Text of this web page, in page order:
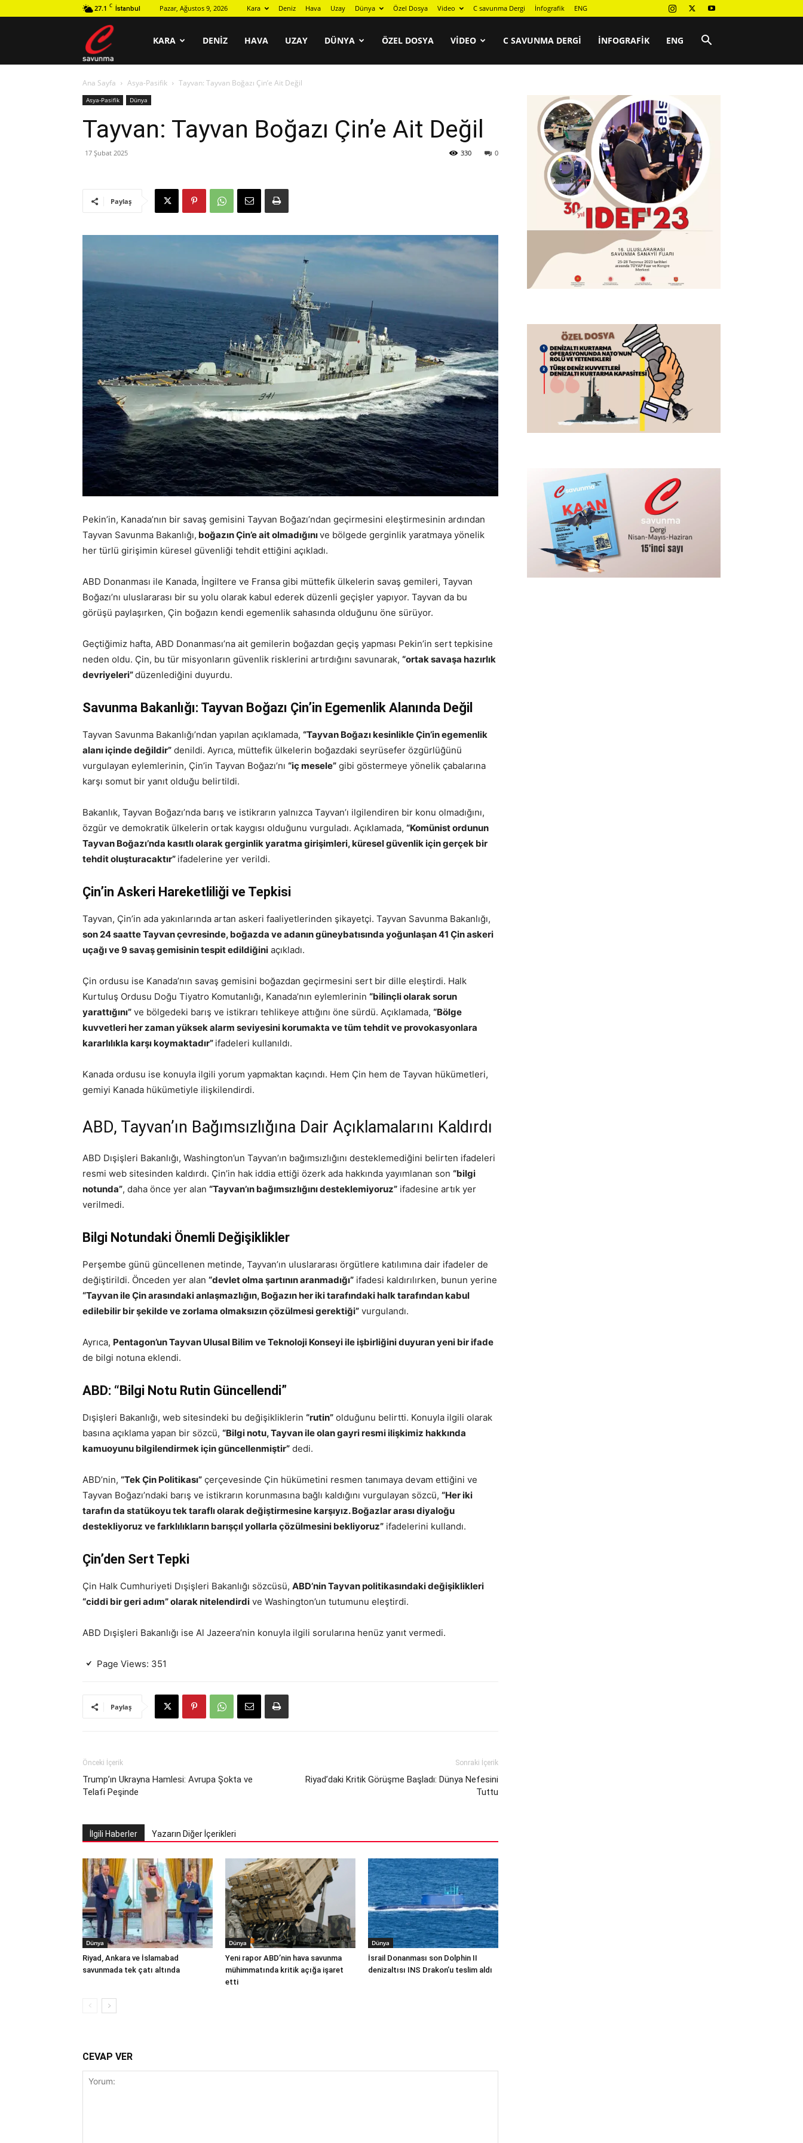
27.1 C İstanbul Pazar, Ağustos 9, 2026 Kara Deniz Hava Uzay Dünya Özel Dosya Video C savunma Dergi İnfografik ENG
savunma
KARA DENIZ HAVA UZAY DÜNYA ÖZEL DOSYA VIDEO C SAVUNMA DERGI İNFOGRAFIK ENG
Ana Sayfa Asya-Pasifik Tayvan: Tayvan Boğazı Çin’e Ait Değil
Asya-Pasifik Dünya
Tayvan: Tayvan Boğazı Çin’e Ait Değil
17 Şubat 2025 0
330
Paylaş
Pekin’in, Kanada’nın bir savaş gemisini Tayvan Boğazı’ndan geçirmesini eleştirmesinin ardından
Tayvan Savunma Bakanlığı, boğazın Çin’e ait olmadığınıve bölgede gerginlik yaratmaya yönelik
her türlü girişimin küresel güvenliği tehdit ettiğini açıkladı.
ABD Donanması ile Kanada, İngiltere ve Fransa gibi müttefik ülkelerin savaş gemileri, Tayvan
Boğazı’nı uluslararası bir su yolu olarak kabul ederek düzenli geçişler yapıyor. Tayvan da bu
görüşü paylaşırken, Çin boğazın kendi egemenlik sahasında olduğunu öne sürüyor.
Geçtiğimiz hafta, ABD Donanması’na ait gemilerin boğazdan geçiş yapması Pekin’in sert tepkisine
neden oldu. Çin, bu tür misyonların güvenlik risklerini artırdığını savunarak, “ortak savaşa hazırlık
devriyeleri”düzenlediğini duyurdu.
Savunma Bakanlığı: Tayvan Boğazı Çin’in Egemenlik Alanında Değil
Tayvan Savunma Bakanlığı’ndan yapılan açıklamada, “Tayvan Boğazı kesinlikle Çin’in egemenlik
alanı içinde değildir” denildi. Ayrıca, müttefik ülkelerin boğazdaki seyrüsefer özgürlüğünü
vurgulayan eylemlerinin, Çin’in Tayvan Boğazı’nı “iç mesele” gibi göstermeye yönelik çabalarına
karşı somut bir yanıt olduğu belirtildi.
Bakanlık, Tayvan Boğazı’nda barış ve istikrarın yalnızca Tayvan’ı ilgilendiren bir konu olmadığını,
özgür ve demokratik ülkelerin ortak kaygısı olduğunu vurguladı. Açıklamada, “Komünist ordunun
Tayvan Boğazı’nda kasıtlı olarak gerginlik yaratma girişimleri, küresel güvenlik için gerçek bir
tehdit oluşturacaktır” ifadelerine yer verildi.
Çin’in Askeri Hareketliliği ve Tepkisi
Tayvan, Çin’in ada yakınlarında artan askeri faaliyetlerinden şikayetçi. Tayvan Savunma Bakanlığı,
son 24 saatte Tayvan çevresinde, boğazda ve adanın güneybatısında yoğunlaşan 41 Çin askeri
uçağı ve 9 savaş gemisinin tespit edildiğini açıkladı.
Çin ordusu ise Kanada’nın savaş gemisini boğazdan geçirmesini sert bir dille eleştirdi. Halk
Kurtuluş Ordusu Doğu Tiyatro Komutanlığı, Kanada’nın eylemlerinin “bilinçli olarak sorun
yarattığını” ve bölgedeki barış ve istikrarı tehlikeye attığını öne sürdü. Açıklamada, “Bölge
kuvvetleri her zaman yüksek alarm seviyesini korumakta ve tüm tehdit ve provokasyonlara
kararlılıkla karşı koymaktadır” ifadeleri kullanıldı.
Kanada ordusu ise konuyla ilgili yorum yapmaktan kaçındı. Hem Çin hem de Tayvan hükümetleri,
gemiyi Kanada hükümetiyle ilişkilendirdi.
ABD, Tayvan’ın Bağımsızlığına Dair Açıklamalarını Kaldırdı
ABD Dışişleri Bakanlığı, Washington’un Tayvan’ın bağımsızlığını desteklemediğini belirten ifadeleri
resmi web sitesinden kaldırdı. Çin’in hak iddia ettiği özerk ada hakkında yayımlanan son “bilgi
notunda”, daha önce yer alan “Tayvan’ın bağımsızlığını desteklemiyoruz” ifadesine artık yer
verilmedi.
Bilgi Notundaki Önemli Değişiklikler
Perşembe günü güncellenen metinde, Tayvan’ın uluslararası örgütlere katılımına dair ifadeler de
değiştirildi. Önceden yer alan “devlet olma şartının aranmadığı” ifadesi kaldırılırken, bunun yerine
“Tayvan ile Çin arasındaki anlaşmazlığın, Boğazın her iki tarafındaki halk tarafından kabul
edilebilir bir şekilde ve zorlama olmaksızın çözülmesi gerektiği” vurgulandı.
Ayrıca, Pentagon’un Tayvan Ulusal Bilim ve Teknoloji Konseyi ile işbirliğini duyuran yeni bir ifade
de bilgi notuna eklendi.
ABD: “Bilgi Notu Rutin Güncellendi”
Dışişleri Bakanlığı, web sitesindeki bu değişikliklerin “rutin” olduğunu belirtti. Konuyla ilgili olarak
basına açıklama yapan bir sözcü, “Bilgi notu, Tayvan ile olan gayri resmi ilişkimiz hakkında
kamuoyunu bilgilendirmek için güncellenmiştir” dedi.
ABD’nin, “Tek Çin Politikası” çerçevesinde Çin hükümetini resmen tanımaya devam ettiğini ve
Tayvan Boğazı’ndaki barış ve istikrarın korunmasına bağlı kaldığını vurgulayan sözcü, “Her iki
tarafın da statükoyu tek taraflı olarak değiştirmesine karşıyız. Boğazlar arası diyaloğu
destekliyoruz ve farklılıkların barışçıl yollarla çözülmesini bekliyoruz” ifadelerini kullandı.
Çin’den Sert Tepki
Çin Halk Cumhuriyeti Dışişleri Bakanlığı sözcüsü, ABD’nin Tayvan politikasındaki değişiklikleri
“ciddi bir geri adım” olarak nitelendirdi ve Washington’un tutumunu eleştirdi.
ABD Dışişleri Bakanlığı ise Al Jazeera’nin konuyla ilgili sorularına henüz yanıt vermedi.
Page Views: 351
Paylaş
Önceki İçerik
Trump’ın Ukrayna Hamlesi: Avrupa Şokta ve
Telafi Peşinde
Sonraki İçerik
Riyad’daki Kritik Görüşme Başladı: Dünya Nefesini
Tuttu
İlgili Haberler Yazarın Diğer İçerikleri
Dünya
Riyad, Ankara ve İslamabad
savunmada tek çatı altında
Dünya
Yeni rapor ABD’nin hava savunma
mühimmatında kritik açığa işaret
etti
Dünya
İsrail Donanması son Dolphin II
denizaltısı INS Drakon’u teslim aldı
CEVAP VER